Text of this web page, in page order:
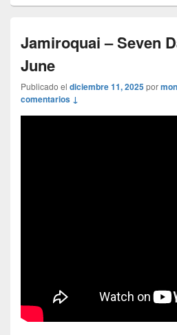
Jamiroquai – Seven
June
Publicado el diciembre 11, 2025por
comentarios ↓